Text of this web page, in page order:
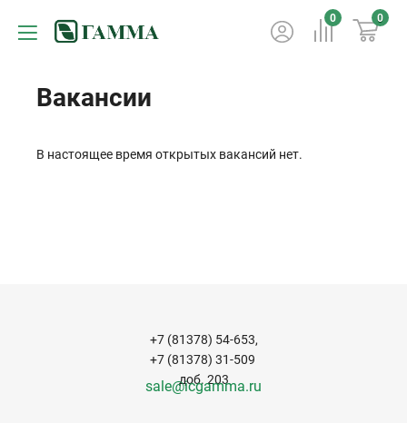
0 0
Вакансии
В настоящее время открытых вакансий нет.
+7 (81378) 54-653,
+7 (81378) 31-509
доб. 203
sale@icgamma.ru